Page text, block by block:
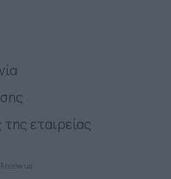
της εταιρείας
Follow us